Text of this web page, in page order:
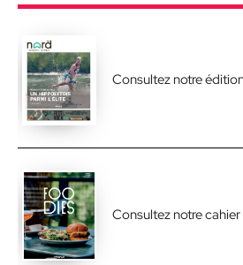
Consultez notre
Consultez notre